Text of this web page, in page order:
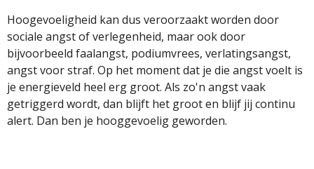
Hoogevoeligheid kan dus veroorzaakt worden door
sociale angst of verlegenheid, maar ook door
bijvoorbeeld faalangst, podiumvrees, verlatingsangst,
angst voor straf. Op het moment dat je die angst voelt is
je energieveld heel erg groot. Als zo'n angst vaak
getriggerd wordt, dan blijft het groot en blijf jij continu
alert. Dan ben je hooggevoelig geworden.